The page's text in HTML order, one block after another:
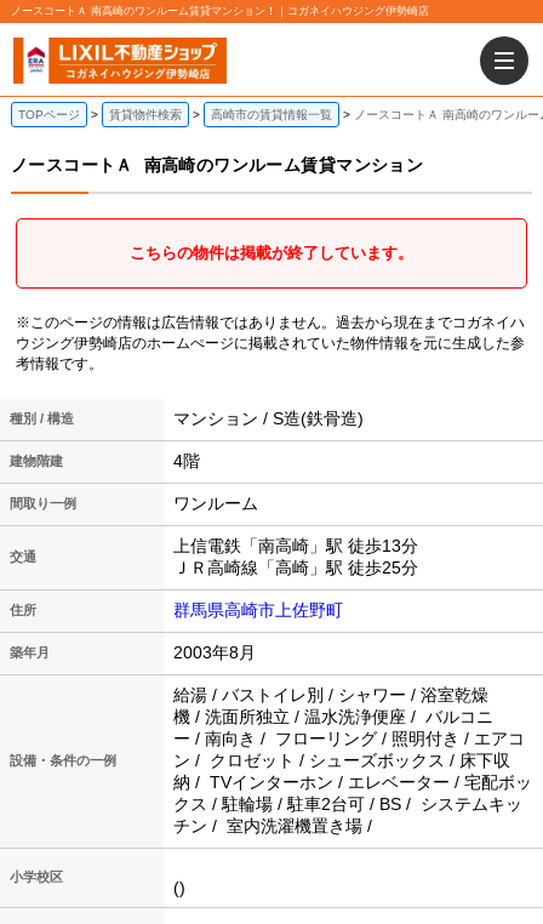
ノースコートＡ 南高崎のワンルーム賃貸マンション！｜コガネイハウジング伊勢崎店
TOPページ 賃貸物件検索 高崎市の賃貸情報一覧 ノースコートＡ 南高崎のワンル
ノースコートＡ 南高崎のワンルーム賃貸マンション
こちらの物件は掲載が終了しています。
※このページの情報は広告情報ではありません。過去から現在までコガネイハ
ウジング伊勢崎店のホームぺージに掲載されていた物件情報を元に生成した参
考情報です。
種別 / 構造 マンション / S造(鉄骨造)
建物階建 4階
間取り一例 ワンルーム
交通
上信電鉄「南高崎」駅 徒歩13分
ＪＲ高崎線「高崎」駅 徒歩25分
住所 群馬県高崎市上佐野町
築年月 2003年8月
設備・条件の一例
給湯 / バストイレ別 / シャワー / 浴室乾燥
機 / 洗面所独立 / 温水洗浄便座 / バルコニ
ー / 南向き / フローリング / 照明付き / エアコ
ン / クロゼット / シューズボックス / 床下収
納 / TVインターホン / エレベーター / 宅配ボッ
クス / 駐輪場 / 駐車2台可 / BS / システムキッ
チン / 室内洗濯機置き場 /
小学校区
()